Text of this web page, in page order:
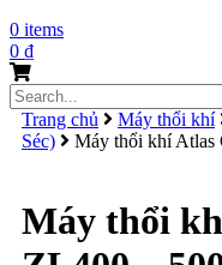
0 items
0 ₫
Search
for:Trang chủ Máy thổi khí
Séc)
Máy thổi khí Atlas
Máy thổi